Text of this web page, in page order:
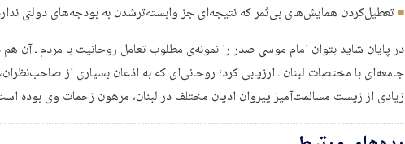
تعطیل‌کردن همایش‌های بی‌ثمر که نتیجه‌ای جز وابسته‌ترشدن به بودجه‌های دولتی
در پایان شاید بتوان امام موسی صدر را نمونه‌ی مطلوب تعامل روحانیت با مردم ـ آن هم
جامعه‌ای با مختصات لبنان ـ ارزیابی کرد؛ روحانی‌ای که به اذعان بسیاری از
زیادی از زیست مسالمت‌‌آمیز پیروان ادیان مختلف در لبنان، مرهون زحمات وی بوده